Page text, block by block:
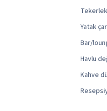
Yatak
Bar/
Havlu
Kahve